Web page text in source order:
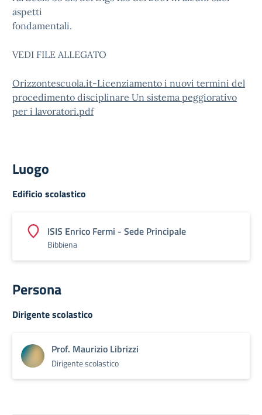
aspetti
fondamentali.
VEDI FILE ALLEGATO
Orizzontescuola.it-Licenziamento i nuovi termini del
procedimento disciplinare Un sistema peggiorativo
per i lavoratori.pdf
Luogo
Edificio scolastico
ISIS Enrico Fermi - Sede Principale
Bibbiena
Persona
Dirigente scolastico
Prof. Maurizio Librizzi
Dirigente scolastico